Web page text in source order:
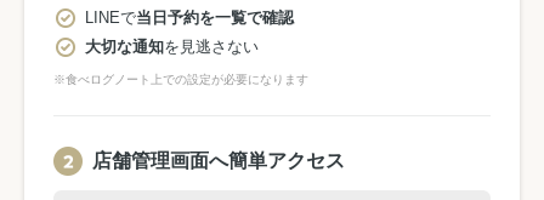
LINEで当日予約を一覧で確認
大切な通知を見逃さない
※食べログノート上での設定が必要になります
店舗管理画面へ簡単アクセス